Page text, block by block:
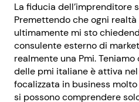
La fiducia dell’imprenditore
Premettendo che ogni realtà
ultimamente mi sto
consulente esterno di
realmente una Pmi.
delle pmi italiane è attiva
focalizzata in business
si possono comprendere